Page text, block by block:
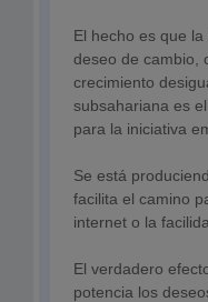
El hecho es que
deseo de cambio,
crecimiento
subsahariana es
para la iniciativa
Se está
facilita el camino
internet o la
El verdadero
potencia los